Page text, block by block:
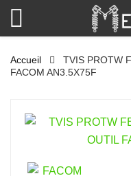
Accueil
TVIS PROTW
FACOM AN3.5X75F